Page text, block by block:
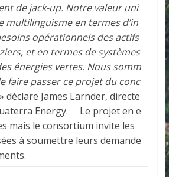
de jack-up. Notre valeur uni
multilinguisme en termes d’in
opérationnels des actifs
et en termes de systèmes
énergies vertes. Nous somm
faire passer ce projet du conc
déclare James Larnder, directe
Energy. Le projet en e
mais le consortium invite les
à soumettre leurs demande